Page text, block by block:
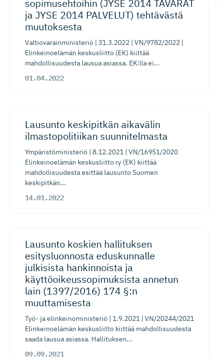
sopimuseh­toihin (JYSE 2014 TAVARAT
ja JYSE 2014 PALVELUT) tehtävästä
muutoksesta
Valtiovarainministeriö | 31.3.2022 | VN/9782/2022 |
Elinkeinoelämän keskusliitto (EK) kiittää
mahdollisuudesta lausua asiassa. EK:lla ei...
01.04.2022
Lausunto keskipitkän aikavälin
ilmastopo­li­tiikan suunnitelmasta
Ympäristöministeriö | 8.12.2021 | VN/16951/2020
Elinkeinoelämän keskusliitto ry (EK) kiittää
mahdollisuudesta esittää lausunto Suomen
keskipitkän...
14.01.2022
Lausunto koskien hallituksen
esitysluonnosta eduskunnalle
julkisista hankinnoista ja
käyttöoikeus­so­pi­muksista annetun
lain (1397/2016) 174 §:n
muuttamisesta
Työ- ja elinkeinoministeriö | 1.9.2021 | VN/20244/2021
Elinkeinoelämän keskusliitto kiittää mahdollisuudesta
saada lausua asiassa. Hallituksen...
09.09.2021